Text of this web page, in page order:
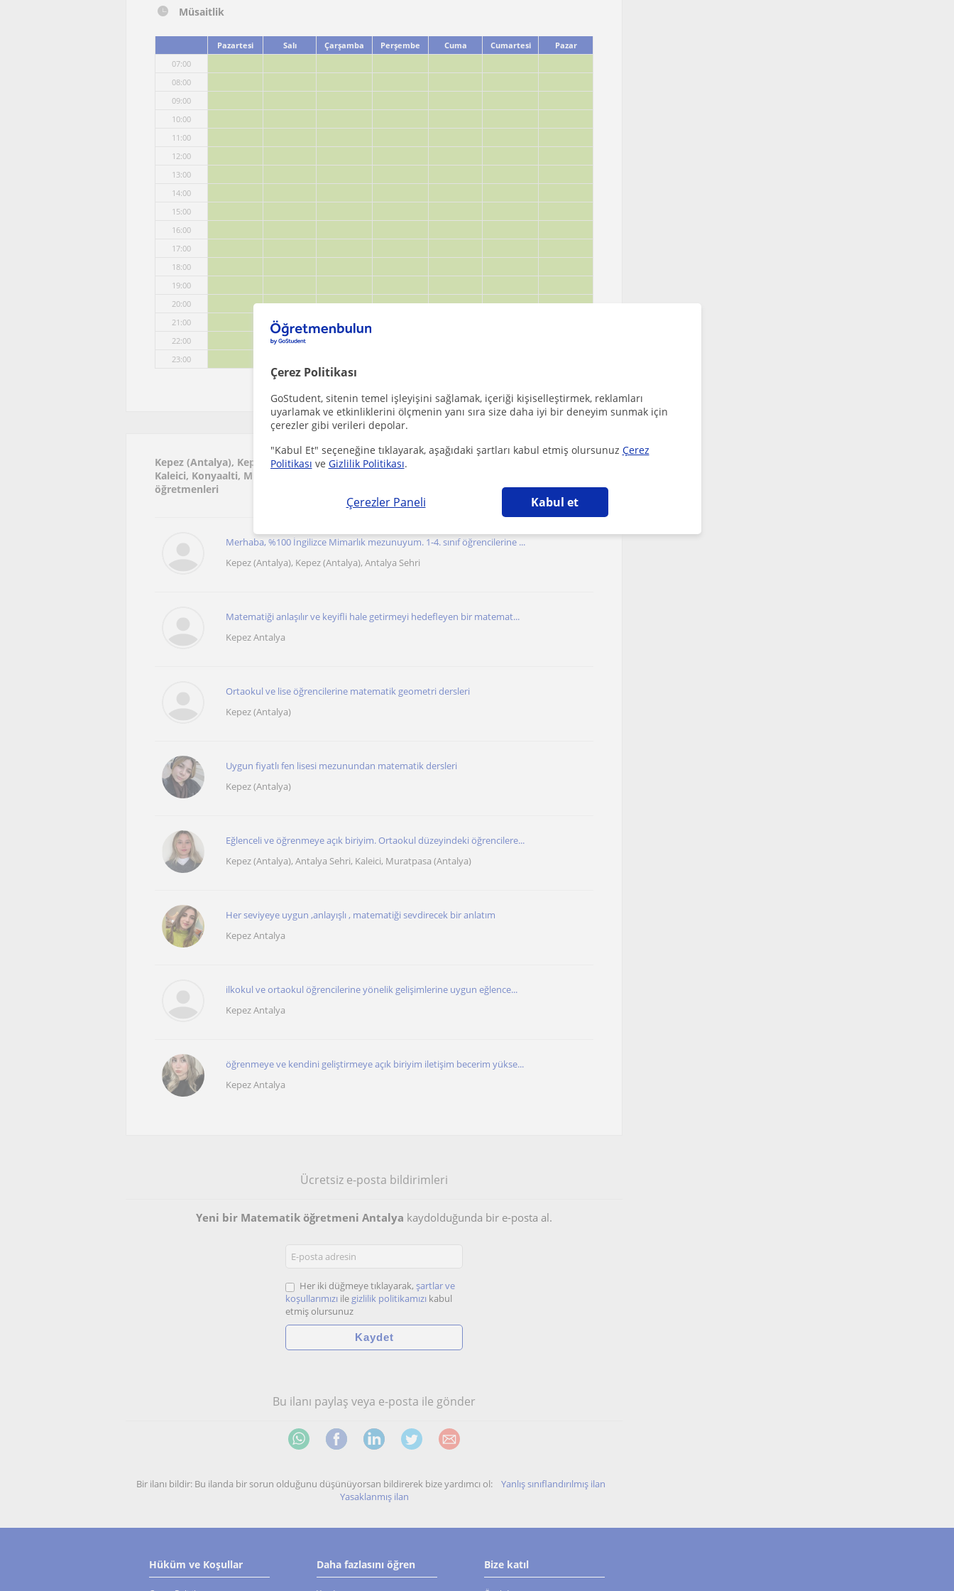
Çerez Politikası
GoStudent, sitenin temel işleyişini sağlamak, içeriği kişiselleştirmek, reklamları
uyarlamak ve etkinliklerini ölçmenin yanı sıra size daha iyi bir deneyim sunmak için
çerezler gibi verileri depolar.
"Kabul Et" seçeneğine tıklayarak, aşağıdaki şartları kabul etmiş olursunuz Çerez
Politikası ve Gizlilik Politikası.
Çerezler Paneli Kabul et
Müsaitlik
Pazartesi Salı Çarşamba Perşembe Cuma Cumartesi
Pazar
07:00
08:00
09:00
10:00
11:00
12:00
13:00
14:00
15:00
16:00
17:00
18:00
19:00
20:00
21:00
22:00
23:00
Kepez (Antalya), Kepez (Antalya), Antalya sehri, Duaci, Gürsu (Antalya), Hurmaköy,
Kaleici, Konyaalti, Muratpasa (Antalya) bölgesinde ilginizi çekebilecek diğer Matematik
öğretmenleri
Merhaba, %100 İngilizce Mimarlık mezunuyum. 1-4. sınıf öğrencilerine ...
Kepez (Antalya), Kepez (Antalya), Antalya Sehri
Matematiği anlaşılır ve keyifli hale getirmeyi hedefleyen bir matemat...
Kepez Antalya
Ortaokul ve lise öğrencilerine matematik geometri dersleri
Kepez (Antalya)
Uygun fiyatlı fen lisesi mezunundan matematik dersleri
Kepez (Antalya)
Eğlenceli ve öğrenmeye açık biriyim. Ortaokul düzeyindeki öğrencilere...
Kepez (Antalya), Antalya Sehri, Kaleici, Muratpasa (Antalya)
Her seviyeye uygun ,anlayışlı , matematiği sevdirecek bir anlatım
Kepez Antalya
ilkokul ve ortaokul öğrencilerine yönelik gelişimlerine uygun eğlence...
Kepez Antalya
öğrenmeye ve kendini geliştirmeye açık biriyim iletişim becerim yükse...
Kepez Antalya
Ücretsiz e-posta bildirimleri
Yeni bir Matematik öğretmeni Antalya kaydolduğunda bir e-posta al.
Her iki düğmeye tıklayarak, şartlar ve
koşullarımızı ile gizlilik politikamızı kabul
etmiş olursunuz
Bu ilanı paylaş veya e-posta ile gönder
Bir ilanı bildir: Bu ilanda bir sorun olduğunu düşünüyorsan bildirerek bize yardımcı ol: Yanlış sınıflandırılmış ilan
Yasaklanmış ilan
Hüküm ve Koşullar Daha fazlasını öğren Bize katıl